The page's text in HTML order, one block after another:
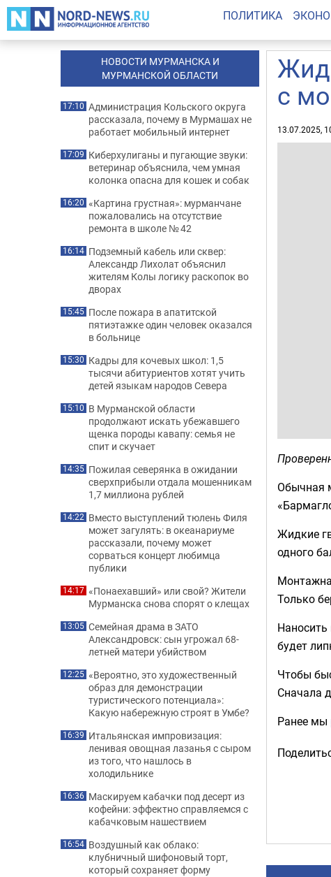
ПОЛИТИКА
с
13.07.2025,
Обычная
Жидкие
одного
Только
Наносить
будет
Чтобы
Сначала
Ранее мы
НОВОСТИ МУРМАНСКА И
МУРМАНСКОЙ ОБЛАСТИ
17:10 Администрация Кольского округа
рассказала, почему в Мурмашах не
работает мобильный интернет
17:09 Киберхулиганы и пугающие звуки:
ветеринар объяснила, чем умная
колонка опасна для кошек и собак
16:20 «Картина грустная»: мурманчане
пожаловались на отсутствие
ремонта в школе № 42
16:14 Подземный кабель или сквер:
Александр Лихолат объяснил
жителям Колы логику раскопок во
дворах
15:45 После пожара в апатитской
пятиэтажке один человек оказался
в больнице
15:30 Кадры для кочевых школ: 1,5
тысячи абитуриентов хотят учить
детей языкам народов Севера
15:10 В Мурманской области
продолжают искать убежавшего
щенка породы кавапу: семья не
спит и скучает
14:35 Пожилая северянка в ожидании
сверхприбыли отдала мошенникам
1,7 миллиона рублей
14:22 Вместо выступлений тюлень Филя
может загулять: в океанариуме
рассказали, почему может
сорваться концерт любимца
публики
14:17 «Понаехавший» или свой? Жители
Мурманска снова спорят о клещах
13:05 Семейная драма в ЗАТО
Александровск: сын угрожал 68-
летней матери убийством
12:25 «Вероятно, это художественный
образ для демонстрации
туристического потенциала»:
Какую набережную строят в Умбе?
16:39 Итальянская импровизация:
ленивая овощная лазанья с сыром
из того, что нашлось в
холодильнике
16:36 Маскируем кабачки под десерт из
кофейни: эффектно справляемся с
кабачковым нашествием
16:54 Воздушный как облако:
клубничный шифоновый торт,
который сохраняет форму